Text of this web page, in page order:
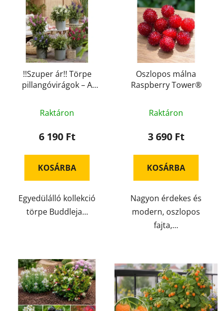
!!Szuper ár!! Törpe
pillangóvirágok – A
ragyogó szín a
kertedbe és az
fehér.
Raktáron
6 190 Ft
KOSÁRBA
Egyedülálló kollekció
törpe Buddleja...
Oszlopos málna
Raspberry Tower®
Raktáron
3 690 Ft
KOSÁRBA
Nagyon érdekes és
modern, oszlopos
fajta,...